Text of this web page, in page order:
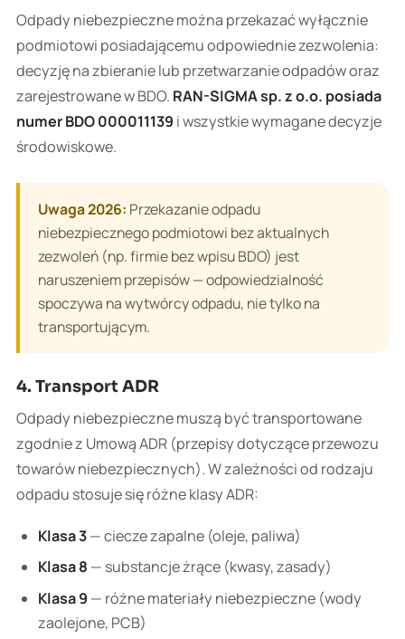
Odpady niebezpieczne można przekazać wyłącznie
podmiotowi posiadającemu odpowiednie zezwolenia:
decyzję na zbieranie lub przetwarzanie odpadów oraz
zarejestrowane w BDO. RAN-SIGMA sp. z o.o. posiada
numer BDO 000011139 i wszystkie wymagane decyzje
środowiskowe.
Uwaga 2026: Przekazanie odpadu
niebezpiecznego podmiotowi bez aktualnych
zezwoleń (np. firmie bez wpisu BDO) jest
naruszeniem przepisów — odpowiedzialność
spoczywa na wytwórcy odpadu, nie tylko na
transportującym.
4. Transport ADR
Odpady niebezpieczne muszą być transportowane
zgodnie z Umową ADR (przepisy dotyczące przewozu
towarów niebezpiecznych). W zależności od rodzaju
odpadu stosuje się różne klasy ADR:
Klasa 3— ciecze zapalne (oleje, paliwa)
Klasa 8 — substancje żrące (kwasy, zasady)
Klasa 9 — różne materiały niebezpieczne (wody
zaolejone, PCB)